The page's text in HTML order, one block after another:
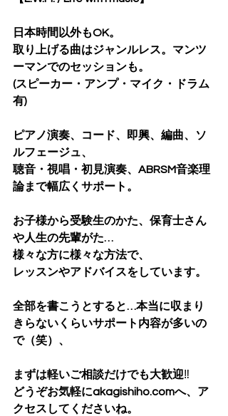
日本時間以外もOK。
取り上げる曲はジャンルレス。マンツ
ーマンでのセッションも。
(スピーカー・アンプ・マイク・ドラム
有)
ピアノ演奏、コード、即興、編曲、ソ
ルフェージュ、
聴音・視唱・初見演奏、ABRSM音楽理
論まで幅広くサポート。
お子様から受験生のかた、保育士さん
や人生の先輩がた…
様々な方に様々な方法で、
レッスンやアドバイスをしています。
全部を書こうとすると…本当に収まり
きらないくらいサポート内容が多いの
で（笑）、
まずは軽いご相談だけでも大歓迎‼️
どうぞお気軽にakagishiho.comへ、ア
クセスしてくださいね。